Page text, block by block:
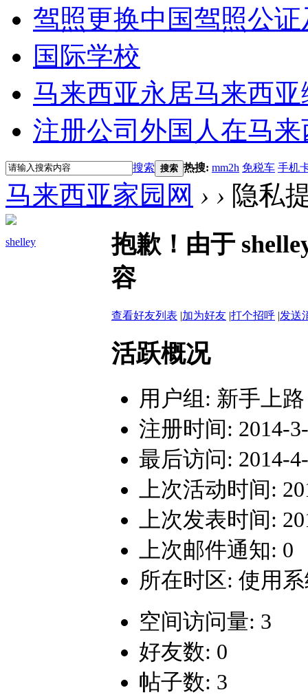
驾照更换中国驾照公
国际学校
马来西亚永居马来西
注册公司 外国人在马
搜索 搜索 热搜: mm2h 免税车 手机
马来西亚家园网 › › 隐私
shelley
抱歉！由于
容
查看好友列表 |加为好友 |打个招呼 |发送
活跃概况
用户组: 新手上路
注册时间: 2014-
最后访问: 2014-
上次活动时间:
上次发表时间:
上次邮件通知: 0
所在时区: 使用
空间访问量: 3
好友数: 0
帖子数: 3